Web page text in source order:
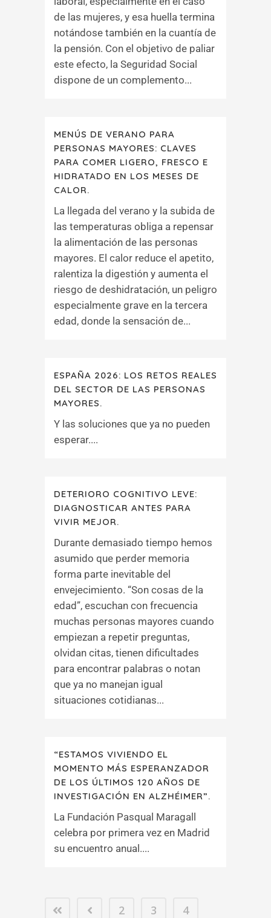
de las mujeres, y esa huella termina
notándose también en la cuantía de
la pensión. Con el objetivo de paliar
este efecto, la Seguridad Social
dispone de un complemento...
MENÚS DE VERANO PARA
PERSONAS MAYORES: CLAVES
PARA COMER LIGERO, FRESCO E
HIDRATADO EN LOS MESES DE
CALOR.
La llegada del verano y la subida de
las temperaturas obliga a repensar
la alimentación de las personas
mayores. El calor reduce el apetito,
ralentiza la digestión y aumenta el
riesgo de deshidratación, un peligro
especialmente grave en la tercera
edad, donde la sensación de...
ESPAÑA 2026: LOS RETOS REALES
DEL SECTOR DE LAS PERSONAS
MAYORES.
Y las soluciones que ya no pueden
esperar....
DETERIORO COGNITIVO LEVE:
DIAGNOSTICAR ANTES PARA
VIVIR MEJOR.
Durante demasiado tiempo hemos
asumido que perder memoria
forma parte inevitable del
envejecimiento. “Son cosas de la
edad”, escuchan con frecuencia
muchas personas mayores cuando
empiezan a repetir preguntas,
olvidan citas, tienen dificultades
para encontrar palabras o notan
que ya no manejan igual
situaciones cotidianas...
“ESTAMOS VIVIENDO EL
MOMENTO MÁS ESPERANZADOR
DE LOS ÚLTIMOS 120 AÑOS DE
INVESTIGACIÓN EN ALZHÉIMER”.
La Fundación Pasqual Maragall
celebra por primera vez en Madrid
su encuentro anual....
2 3
4